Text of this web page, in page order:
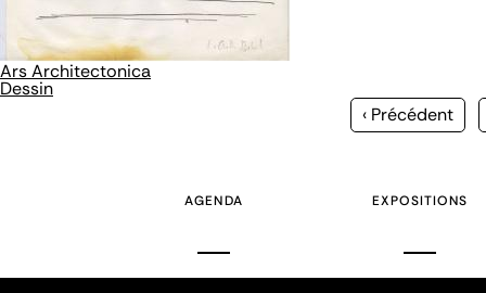
Ars Architectonica
Dessin
Page
‹ Précédent
AGENDA EXPOSITIONS